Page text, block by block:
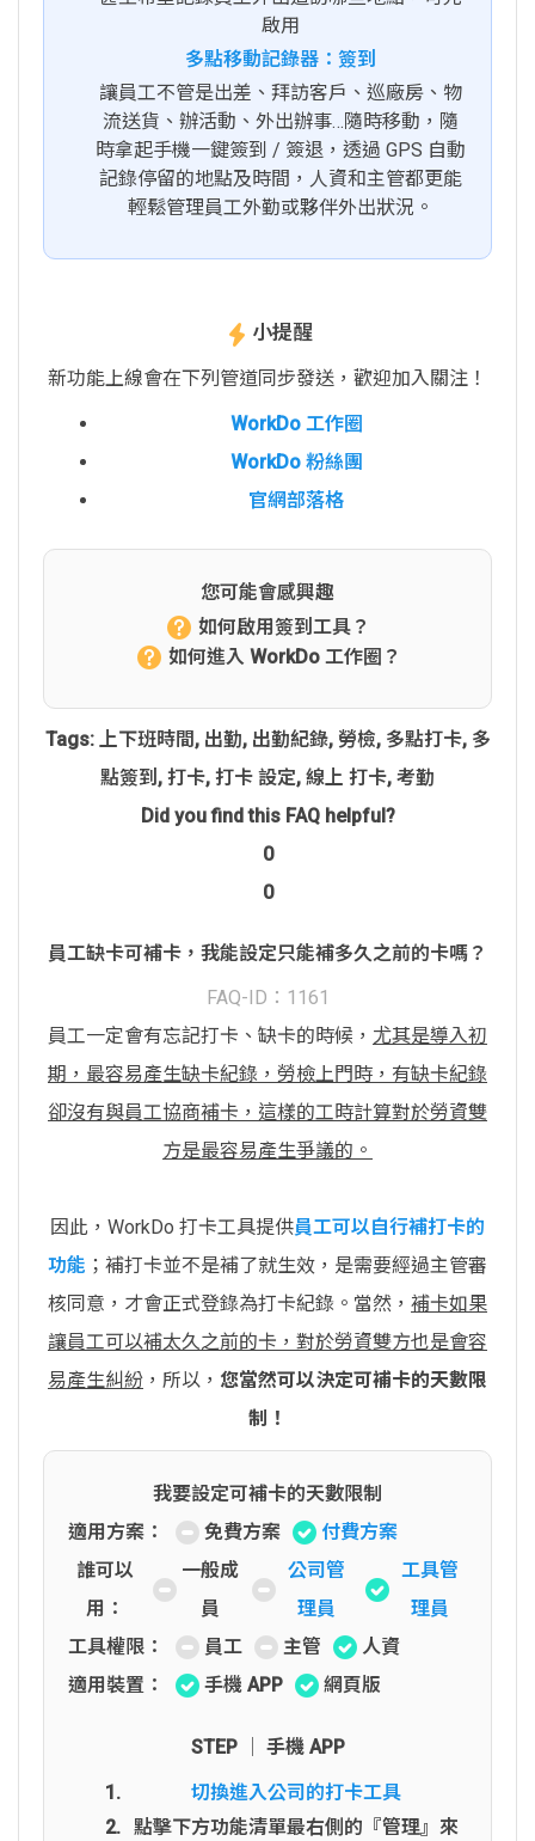
啟用
多點移動記錄器：簽到
讓員工不管是出差、拜訪客戶、巡廠房、物
流送貨、辦活動、外出辦事…隨時移動，隨
時拿起手機一鍵簽到 / 簽退，透過 GPS 自動
記錄停留的地點及時間，人資和主管都更能
輕鬆管理員工外勤或夥伴外出狀況。
小提醒
新功能上線會在下列管道同步發送，歡迎加入關注！
WorkDo 工作圈
WorkDo 粉絲團
官網部落格
您可能會感興趣
如何啟用簽到工具？
如何進入 WorkDo 工作圈？
Tags: 上下班時間 , 出勤, 出勤紀錄, 勞檢, 多點打卡, 多
點簽到 , 打卡, 打卡 設定, 線上 打卡, 考勤
Did you find this FAQ helpful?
0
0
員工缺卡可補卡，我能設定只能補多久之前的卡嗎？
FAQ-ID：1161
員工一定會有忘記打卡、缺卡的時候， 尤其是導入初
期，最容易產生缺卡紀錄，勞檢上門時，有缺卡紀錄
卻沒有與員工協商補卡，這樣的工時計算對於勞資雙
方是最容易產生爭議的。
因此，WorkDo 打卡工具提供員工可以自行補打卡的
功能 ；補打卡並不是補了就生效，是需要經過主管審
核同意，才會正式登錄為打卡紀錄。當然， 補卡如果
讓員工可以補太久之前的卡，對於勞資雙方也是會容
易產生糾紛 ，所以， 您當然可以決定可補卡的天數限
制！
我要設定可補卡的天數限制
適用方案：
免費方案
付費方案
誰可以
用：
一般成
員
公司管
理員
工具管
理員
工具權限：
員工 主管
人資
適用裝置：
手機 APP 網頁版
STEP │ 手機 APP
切換進入公司的打卡工具
點擊下方功能清單最右側的『管理』來